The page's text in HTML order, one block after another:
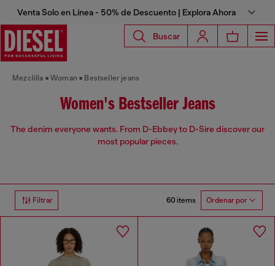
Venta Solo en Línea - 50% de Descuento | Explora Ahora
Buscar
Mezclilla Woman Bestseller jeans
Women's Bestseller Jeans
The denim everyone wants. From D-Ebbey to D-Sire discover our
most popular pieces.
Filtrar 60 items Ordenar por